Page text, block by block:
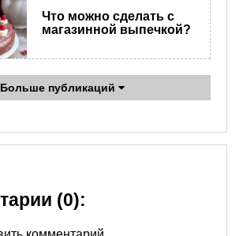
Что можно сделать с
магазинной выпечкой?
Больше публикаций
(0):